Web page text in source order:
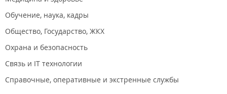
Обучение, наука, кадры
Общество, Государство, ЖКХ
Охрана и безопасность
Связь и IT технологии
Справочные, оперативные и экстренные службы